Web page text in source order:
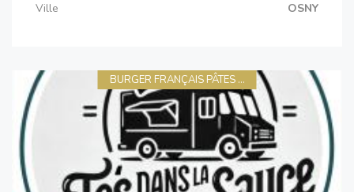
Ville
OSNY
BURGER FRANÇAIS PÂTES ...